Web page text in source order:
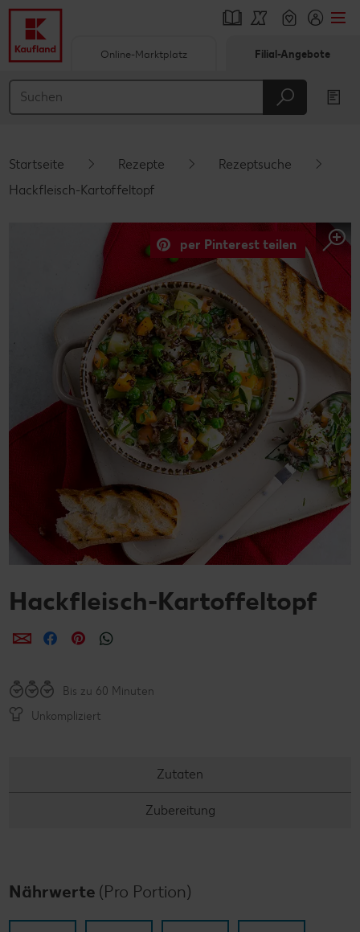
Hauptinhalt
Schwebender Seitenbereich
Online-Marktplatz Filial-Angebote
Startseite Rezepte
Rezeptsuche
Hackfleisch-Kartoffeltopf
per Pinterest teilen
Hackfleisch-Kartoffeltopf
per E-Mail teilen
per Facebook teilen
per Pinterest teilen
Bis zu 60 Minuten
Unkompliziert
Zutaten
Zubereitung
Nährwerte (Pro Portion)